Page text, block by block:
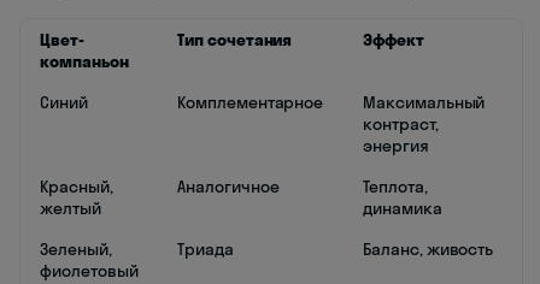
Цвет-
компаньон
Тип сочетания Эффект
Синий Комплементарное
Максимальный
контраст,
энергия
Красный,
желтый
Аналогичное
Теплота,
динамика
Зеленый,
фиолетовый
Триада Баланс, живость